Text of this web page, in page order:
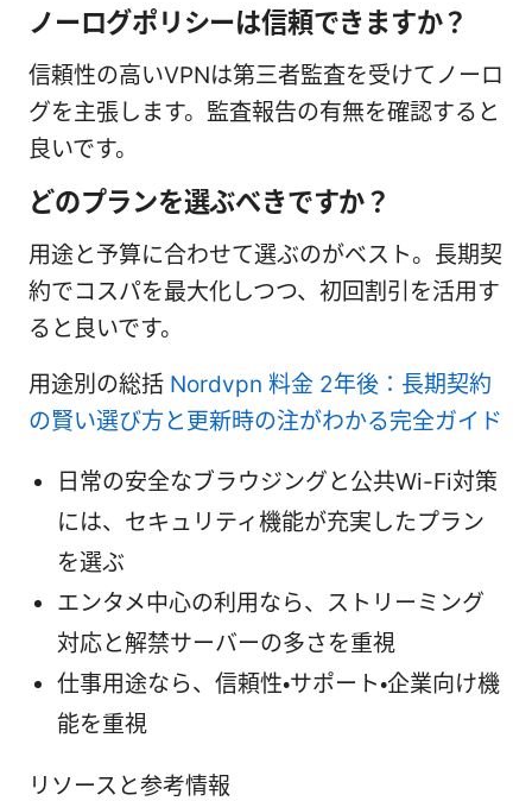
ノーログポリシーは信頼できますか？
信頼性の高いVPNは第三者監査を受けてノーロ
グを主張します。監査報告の有無を確認すると
良いです。
どのプランを選ぶべきですか？
用途と予算に合わせて選ぶのがベスト。長期契
約でコスパを最大化しつつ、初回割引を活用す
ると良いです。
用途別の総括 Nordvpn 料金 2年後：長期契約
の賢い選び方と更新時の注がわかる完全ガイド
日常の安全なブラウジングと公共Wi-Fi対策
には、セキュリティ機能が充実したプラン
を選ぶ
エンタメ中心の利用なら、ストリーミング
対応と解禁サーバーの多さを重視
仕事用途なら、信頼性・サポート・企業向け機
能を重視
リソースと参考情報